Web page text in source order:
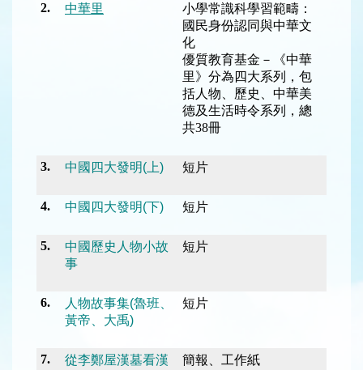
2. 中華里
小學常識科學習範疇：
國民身份認同與中華文
化
優質教育基金－《中華
里》分為四大系列，包
括人物、歷史、中華美
德及生活時令系列，總
共38冊
3. 中國四大發明(上) 短片
4. 中國四大發明(下) 短片
5.
中國歷史人物小故
事
短片
6.
人物故事集(魯班、
黃帝、大禹)
短片
7.
從李鄭屋漢墓看漢
簡報、工作紙